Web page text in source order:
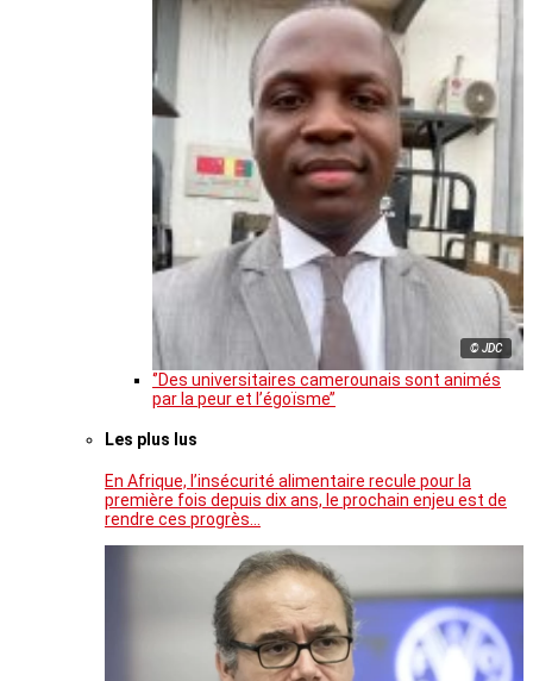
© JDC
‘’Des universitaires camerounais sont animés
par la peur et l’égoïsme’’
Les plus lus
En Afrique, l’insécurité alimentaire recule pour la
première fois depuis dix ans, le prochain enjeu est de
rendre ces progrès…